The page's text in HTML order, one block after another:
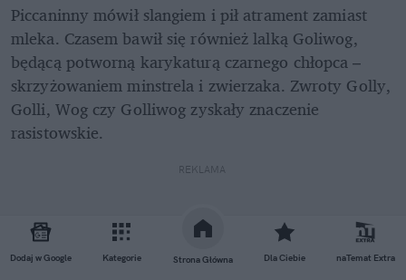
Dodaj w Google Kategorie Strona Główna Dla Ciebie naTemat Extra
Piccaninny mówił slangiem i pił atrament zamiast
mleka. Czasem bawił się również lalką Goliwog,
będącą potworną karykaturą czarnego chłopca –
skrzyżowaniem minstrela i zwierzaka. Zwroty Golly,
Golli, Wog czy Golliwog zyskały znaczenie
rasistowskie.
REKLAMA